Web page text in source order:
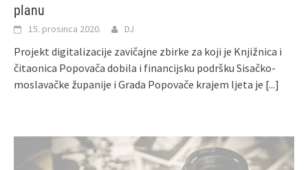
planu
15. prosinca 2020. DJ
Projekt digitalizacije zavičajne zbirke za koji je Knjižnica i
čitaonica Popovača dobila i financijsku podršku Sisačko-
moslavačke županije i Grada Popovače krajem ljeta je [...]